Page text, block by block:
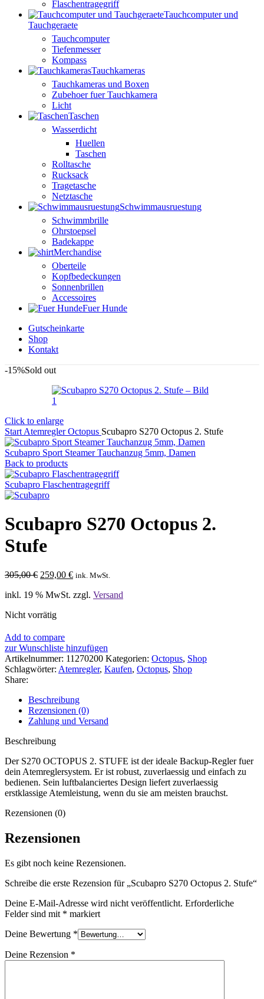
Flaschentragegriff
Tauchcomputer und
Tauchgeraete
Tauchcomputer
Tiefenmesser
Kompass
Tauchkameras
Tauchkameras und Boxen
Zubehoer fuer Tauchkamera
Licht
Taschen
Wasserdicht
Huellen
Taschen
Rolltasche
Rucksack
Tragetasche
Netztasche
Schwimmausruestung
Schwimmbrille
Ohrstoepsel
Badekappe
Merchandise
Oberteile
Kopfbedeckungen
Sonnenbrillen
Accessoires
Fuer Hunde
Gutscheinkarte
Shop
Kontakt
-15%Sold out
Click to enlarge
Start AtemreglerOctopus Scubapro S270 Octopus 2. Stufe
Scubapro Sport Steamer Tauchanzug 5mm, Damen
Back to products
Scubapro Flaschentragegriff
Scubapro S270 Octopus 2.
Stufe
305,00€ Ursprünglicher
war:
259,00 €Aktueller
ist:
ink. MwSt.
inkl. 19 % MwSt. zzgl. Versand
Nicht vorrätig
Add to compare
zur Wunschliste hinzufügen
Artikelnummer: 11270200 Kategorien: Octopus, Shop
Schlagwörter: Atemregler, Kaufen, Octopus, Shop
Share:
Beschreibung
Rezensionen (0)
Zahlung und Versand
Beschreibung
Der S270 OCTOPUS 2. STUFE ist der ideale Backup-Regler fuer
dein Atemreglersystem. Er ist robust, zuverlaessig und einfach zu
bedienen. Sein luftbalanciertes Design liefert zuverlaessig
erstklassige Atemleistung, wenn du sie am meisten brauchst.
Rezensionen (0)
Rezensionen
Es gibt noch keine Rezensionen.
Schreibe die erste Rezension für „Scubapro S270 Octopus 2. Stufe“
Deine E-Mail-Adresse wird nicht veröffentlicht. Erforderliche
Felder sind mit * markiert
Deine Bewertung *
Deine Rezension *